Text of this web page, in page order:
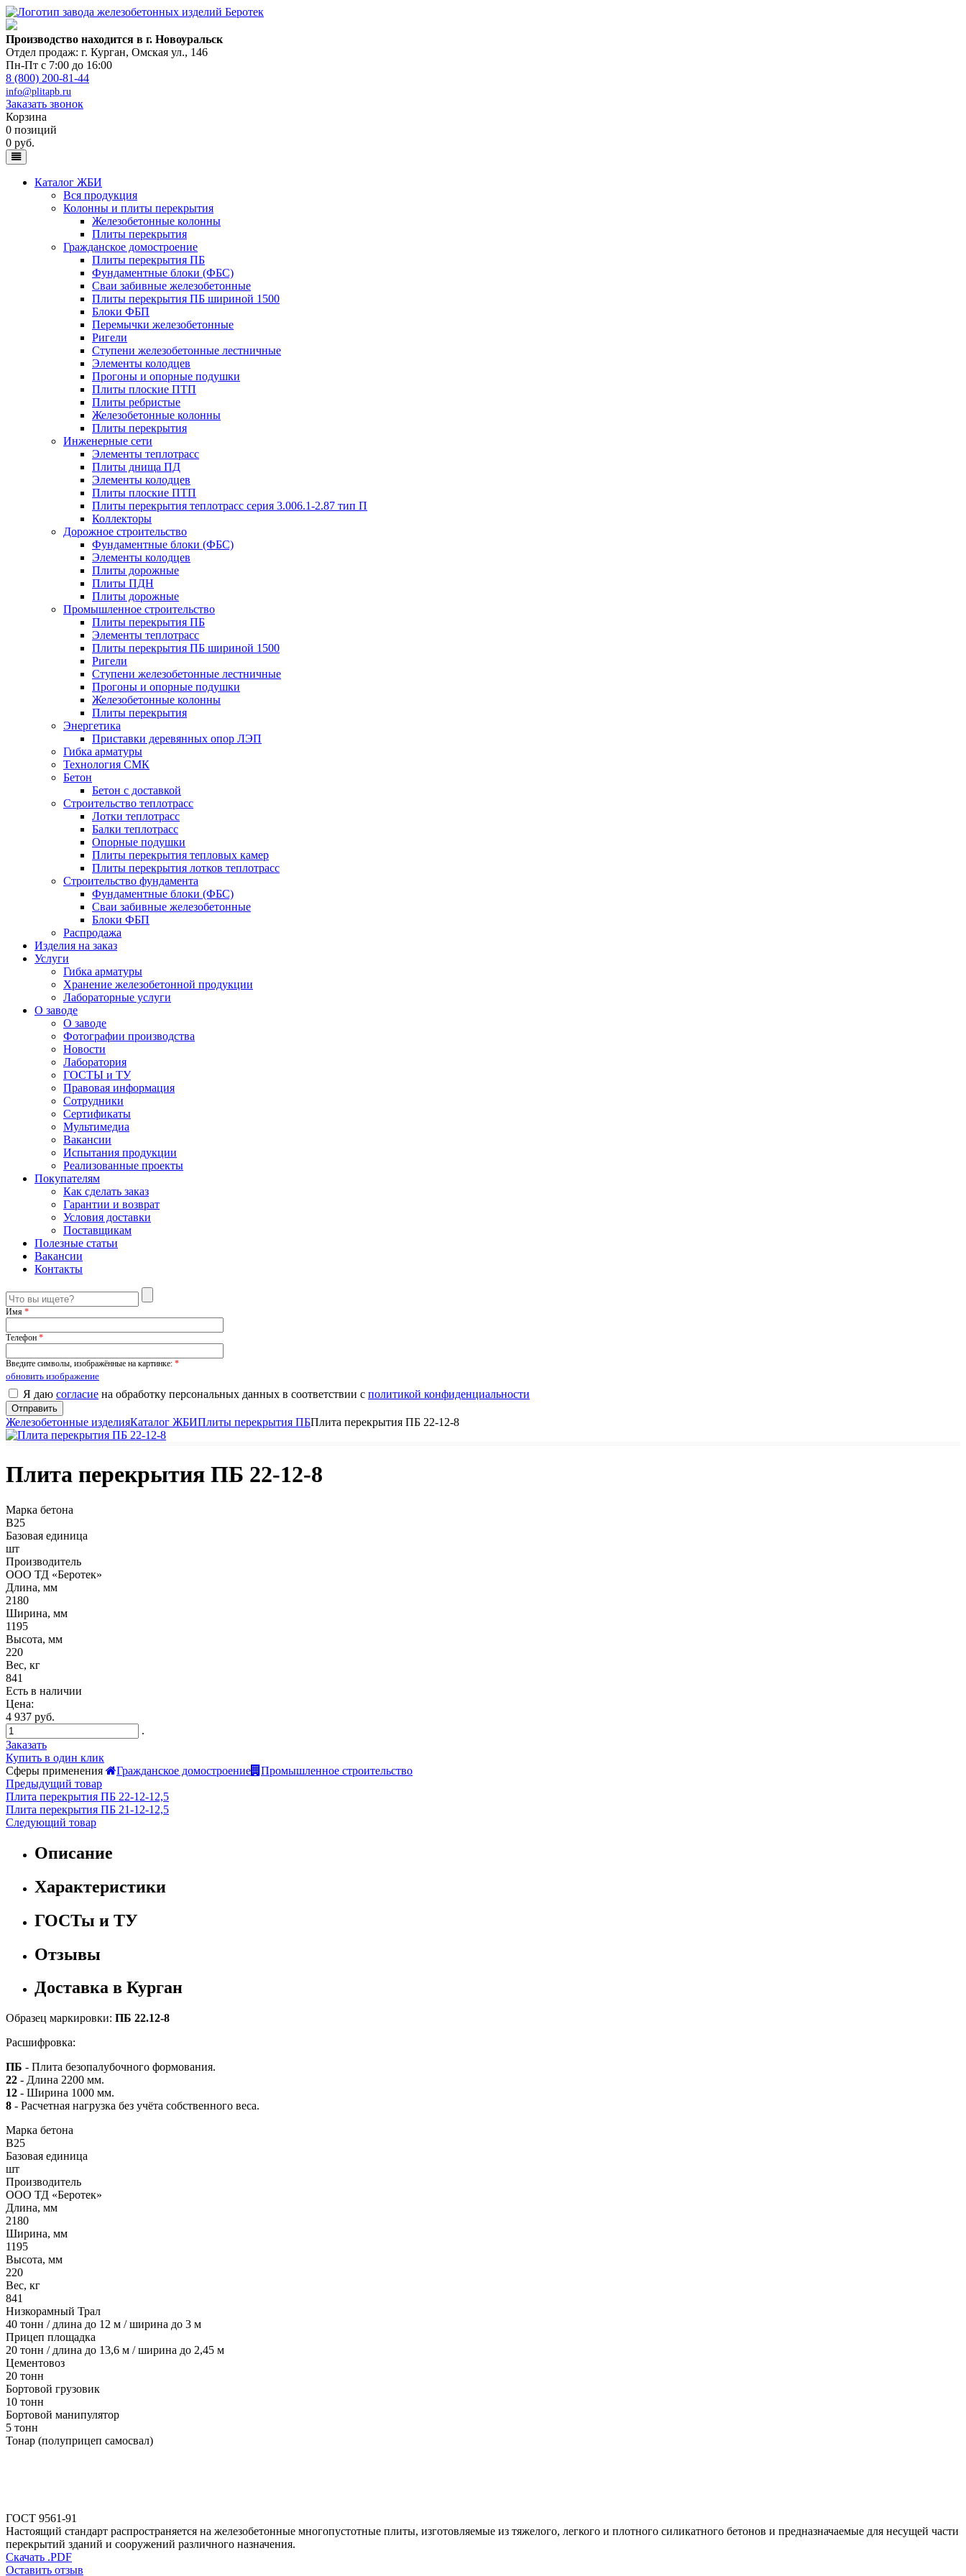
Производство находится в г. Новоуральск
Отдел продаж: г. Курган, Омская ул., 146
Пн-Пт с 7:00 до 16:00
8 (800) 200-81-44
info@plitapb.ru
Заказать звонок
Корзина
0 позиций
0 руб.
Каталог ЖБИ
Вся продукция
Колонны и плиты перекрытия
Железобетонные колонны
Плиты перекрытия
Гражданское домостроение
Плиты перекрытия ПБ
Фундаментные блоки (ФБС)
Сваи забивные железобетонные
Плиты перекрытия ПБ шириной 1500
Блоки ФБП
Перемычки железобетонные
Ригели
Ступени железобетонные лестничные
Элементы колодцев
Прогоны и опорные подушки
Плиты плоские ПТП
Плиты ребристые
Железобетонные колонны
Плиты перекрытия
Инженерные сети
Элементы теплотрасс
Плиты днища ПД
Элементы колодцев
Плиты плоские ПТП
Плиты перекрытия теплотрасс серия 3.006.1-2.87 тип П
Коллекторы
Дорожное строительство
Фундаментные блоки (ФБС)
Элементы колодцев
Плиты дорожные
Плиты ПДН
Плиты дорожные
Промышленное строительство
Плиты перекрытия ПБ
Элементы теплотрасс
Плиты перекрытия ПБ шириной 1500
Ригели
Ступени железобетонные лестничные
Прогоны и опорные подушки
Железобетонные колонны
Плиты перекрытия
Энергетика
Приставки деревянных опор ЛЭП
Гибка арматуры
Технология СМК
Бетон
Бетон с доставкой
Строительство теплотрасс
Лотки теплотрасс
Балки теплотрасс
Опорные подушки
Плиты перекрытия тепловых камер
Плиты перекрытия лотков теплотрасс
Строительство фундамента
Фундаментные блоки (ФБС)
Сваи забивные железобетонные
Блоки ФБП
Распродажа
Изделия на заказ
Услуги
Гибка арматуры
Хранение железобетонной продукции
Лабораторные услуги
О заводе
О заводе
Фотографии производства
Новости
Лаборатория
ГОСТЫ и ТУ
Правовая информация
Сотрудники
Сертификаты
Мультимедиа
Вакансии
Испытания продукции
Реализованные проекты
Покупателям
Как сделать заказ
Гарантии и возврат
Условия доставки
Поставщикам
Полезные статьи
Вакансии
Контакты
Имя *
Телефон *
Введите символы, изображённые на картинке: *
обновить изображение
Я даю согласие на обработку персональных данных в соответствии с политикой конфиденциальности
Железобетонные изделияКаталог ЖБИПлиты перекрытия ПБПлита перекрытия ПБ 22-12-8
Плита перекрытия ПБ 22-12-8
Марка бетона
B25
Базовая единица
шт
Производитель
ООО ТД «Беротек»
Длина, мм
2180
Ширина, мм
1195
Высота, мм
220
Вес, кг
841
Есть в наличии
Цена:
4 937 руб.
.
Заказать
Купить в один клик
Сферы применения
Гражданское домостроение
Промышленное строительство
Предыдущий товар
Плита перекрытия ПБ 22-12-12,5
Плита перекрытия ПБ 21-12-12,5
Следующий товар
Описание
Характеристики
ГОСТы и ТУ
Отзывы
Доставка в Курган
Образец маркировки: ПБ 22.12-8
Расшифровка:
ПБ - Плита безопалубочного формования.
22 - Длина 2200 мм.
12 - Ширина 1000 мм.
8 - Расчетная нагрузка без учёта собственного веса.
Марка бетона
B25
Базовая единица
шт
Производитель
ООО ТД «Беротек»
Длина, мм
2180
Ширина, мм
1195
Высота, мм
220
Вес, кг
841
Низкорамный Трал
40 тонн / длина до 12 м / ширина до 3 м
Прицеп площадка
20 тонн / длина до 13,6 м / ширина до 2,45 м
Цементовоз
20 тонн
Бортовой грузовик
10 тонн
Бортовой манипулятор
5 тонн
Тонар (полуприцеп самосвал)
ГОСТ 9561-91
Настоящий стандарт распространяется на железобетонные многопустотные плиты, изготовляемые из тяжелого, легкого и плотного силикатного бетонов и предназначаемые для несущей части
перекрытий зданий и сооружений различного назначения.
Скачать .PDF
Оставить отзыв